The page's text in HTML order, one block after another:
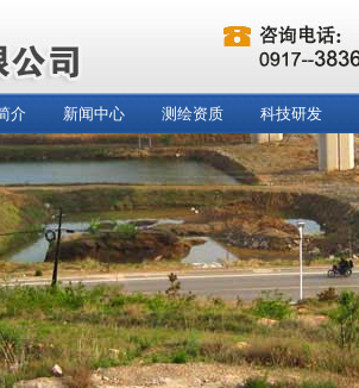
介 新闻中心 测绘资质 科技研发